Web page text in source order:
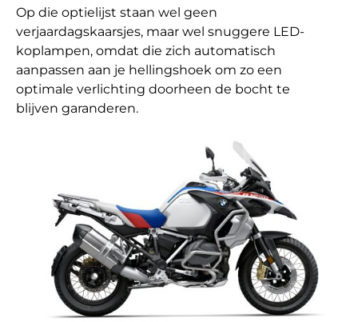
Op die optielijst staan wel geen
verjaardagskaarsjes, maar wel snuggere LED-
koplampen, omdat die zich automatisch
aanpassen aan je hellingshoek om zo een
optimale verlichting doorheen de bocht te
blijven garanderen.